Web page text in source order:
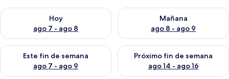
Hoy
ago 7 - ago 8
Consulta la disponibilidad para hoy ago 7 - ago 8
Mañana
ago 8 - ago 9
Consulta la disponibilidad
Este fin de semana
ago 7 - ago 9
Consulta la disponibilidad para este fin de semana ago 7 -
Próximo fin de semana
ago 14 - ago 16
Consulta la disponibilidad